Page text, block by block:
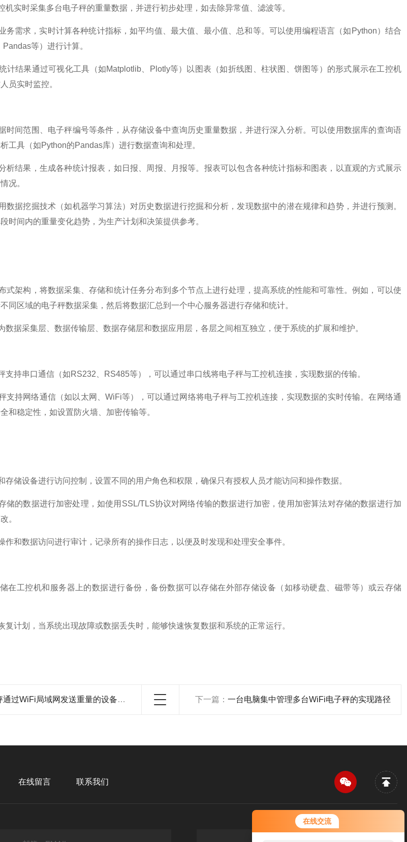
在线交流
机实时采集多台电子秤的重量数据，并进行初步处理，如去除异常值、滤波等。
务需求，实时计算各种统计指标，如平均值、最大值、最小值、总和等。可以使用编程语言（如Python）结合
等）进行计算。
计结果通过可视化工具（如Matplotlib、Plotly等）以图表（如折线图、柱状图、饼图等）的形式展示在工控机
员实时监控。
时间范围、电子秤编号等条件，从存储设备中查询历史重量数据，并进行深入分析。可以使用数据库的查询语
工具（如Python的Pandas库）进行数据查询和处理。
析结果，生成各种统计报表，如日报、周报、月报等。报表可以包含各种统计指标和图表，以直观的方式展示
况。
数据挖掘技术（如机器学习算法）对历史数据进行挖掘和分析，发现数据中的潜在规律和趋势，并进行预测。
时间内的重量变化趋势，为生产计划和决策提供参考。
式架构，将数据采集、存储和统计任务分布到多个节点上进行处理，提高系统的性能和可靠性。例如，可以使
同区域的电子秤数据采集，然后将数据汇总到一个中心服务器进行存储和统计。
数据采集层、数据传输层、数据存储层和数据应用层，各层之间相互独立，便于系统的扩展和维护。
支持串口通信（如RS232、RS485等），可以通过串口线将电子秤与工控机连接，实现数据的传输。
支持网络通信（如以太网、WiFi等），可以通过网络将电子秤与工控机连接，实现数据的实时传输。在网络通
和稳定性，如设置防火墙、加密传输等。
存储设备进行访问控制，设置不同的用户角色和权限，确保只有授权人员才能访问和操作数据。
储的数据进行加密处理，如使用SSL/TLS协议对网络传输的数据进行加密，使用加密算法对存储的数据进行加
。
作和数据访问进行审计，记录所有的操作日志，以便及时发现和处理安全事件。
在工控机和服务器上的数据进行备份，备份数据可以存储在外部存储设备（如移动硬盘、磁带等）或云存储
复计划，当系统出现故障或数据丢失时，能够快速恢复数据和系统的正常运行。
过WiFi局域网发送重量的设备选型 下一篇： 一台电脑集中管理多台WiFi电子秤的实现路径
在线留言 联系我们